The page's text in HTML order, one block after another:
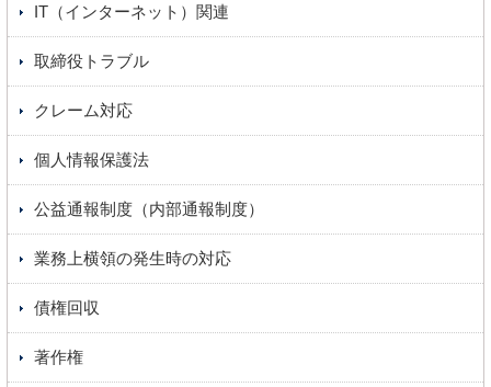
IT（インターネット）関連
取締役トラブル
クレーム対応
個人情報保護法
公益通報制度（内部通報制度）
業務上横領の発生時の対応
債権回収
著作権